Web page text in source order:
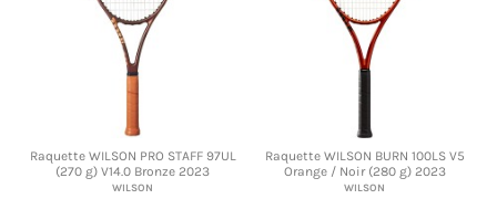
Raquette WILSON PRO STAFF 97UL
(270 g) V14.0 Bronze 2023
WILSON
Raquette WILSON BURN 100LS V5
Orange / Noir (280 g) 2023
WILSON